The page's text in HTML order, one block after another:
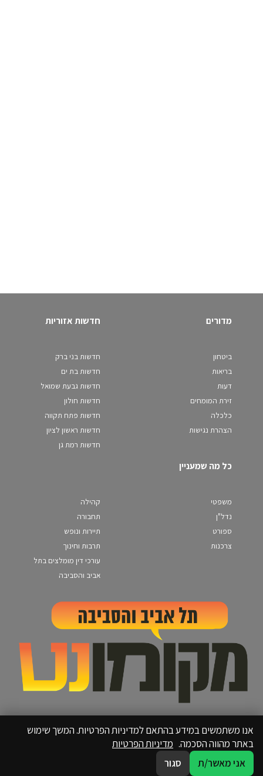
מדורים
ביטחון
בריאות
דעות
זירת המומחים
כלכלה
הצהרת נגישות
חדשות אזוריות
חדשות בני ברק
חדשות בת ים
חדשות גבעת שמואל
חדשות חולון
חדשות פתח תקווה
חדשות ראשון לציון
חדשות רמת גן
כל מה שמעניין
משפטי
נדל"ן
ספורט
צרכנות
קהילה
תחבורה
תיירות ונופש
תרבות וחינוך
עורכי דין מומלצים בתל
אביב והסביבה
אנו משתמשים במידע בהתאם למדיניות הפרטיות. המשך שימוש
באתר מהווה הסכמה. מדיניות הפרטיות
אני מאשר/ת
סגור